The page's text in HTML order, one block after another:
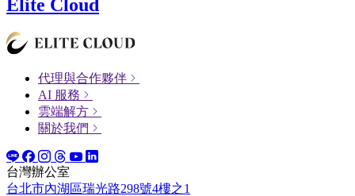
Elite Cloud
代理與合作夥伴
AI 服務
雲端解方
關於我們
台灣辦公室
台北市內湖區瑞光路298號4樓之1